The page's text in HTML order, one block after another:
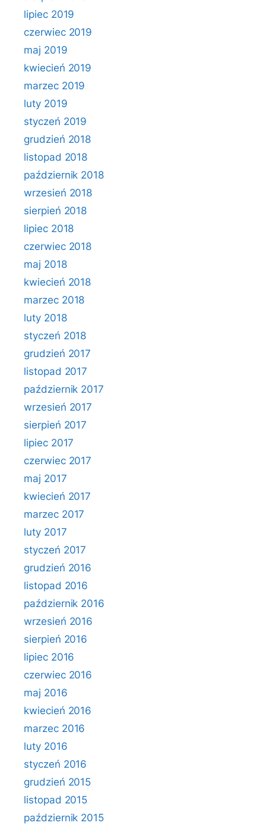
lipiec 2019
czerwiec 2019
maj 2019
kwiecień 2019
marzec 2019
luty 2019
styczeń 2019
grudzień 2018
listopad 2018
październik 2018
wrzesień 2018
sierpień 2018
lipiec 2018
czerwiec 2018
maj 2018
kwiecień 2018
marzec 2018
luty 2018
styczeń 2018
grudzień 2017
listopad 2017
październik 2017
wrzesień 2017
sierpień 2017
lipiec 2017
czerwiec 2017
maj 2017
kwiecień 2017
marzec 2017
luty 2017
styczeń 2017
grudzień 2016
listopad 2016
październik 2016
wrzesień 2016
sierpień 2016
lipiec 2016
czerwiec 2016
maj 2016
kwiecień 2016
marzec 2016
luty 2016
styczeń 2016
grudzień 2015
listopad 2015
październik 2015